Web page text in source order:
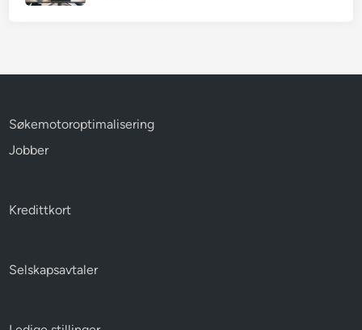
Søkemotoroptimalisering
Jobber
Kredittkort
Selskapsavtaler